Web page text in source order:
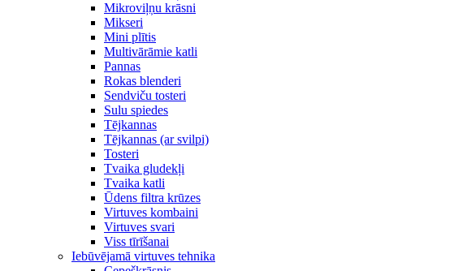
Mikroviļņu krāsni
Mikseri
Mini plītis
Multivārāmie katli
Pannas
Rokas blenderi
Sendviču tosteri
Sulu spiedes
Tējkannas
Tējkannas (ar svilpi)
Tosteri
Tvaika gludekļi
Tvaika katli
Ūdens filtra krūzes
Virtuves kombaini
Virtuves svari
Viss tīrīšanai
Iebūvējamā virtuves tehnika